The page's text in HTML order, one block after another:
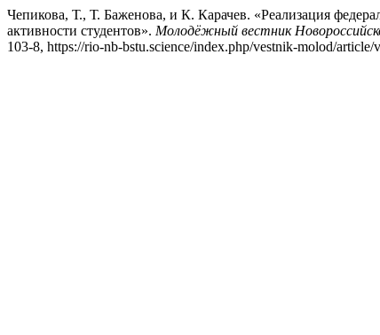
Чепикова, Т., Т. Баженова, и К. Карачев. «Реализация
активности студентов». Молодёжный вестник
103-8, https://rio-nb-bstu.science/index.php/vestnik-molod/article/